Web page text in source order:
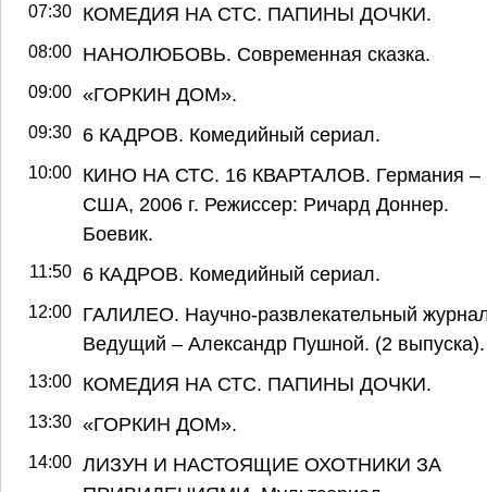
07:30 КОМЕДИЯ НА СТС. ПАПИНЫ ДОЧКИ.
08:00 НАНОЛЮБОВЬ. Современная сказка.
09:00 «ГОРКИН ДОМ».
09:30 6 КАДРОВ. Комедийный сериал.
10:00
КИНО НА СТС. 16 КВАРТАЛОВ. Германия –
США, 2006 г. Режиссер: Ричард Доннер.
Боевик.
11:50 6 КАДРОВ. Комедийный сериал.
12:00
ГАЛИЛЕО. Научно-развлекательный
Ведущий – Александр Пушной. (2 выпуска).
13:00 КОМЕДИЯ НА СТС. ПАПИНЫ ДОЧКИ.
13:30 «ГОРКИН ДОМ».
14:00 ЛИЗУН И НАСТОЯЩИЕ ОХОТНИКИ ЗА